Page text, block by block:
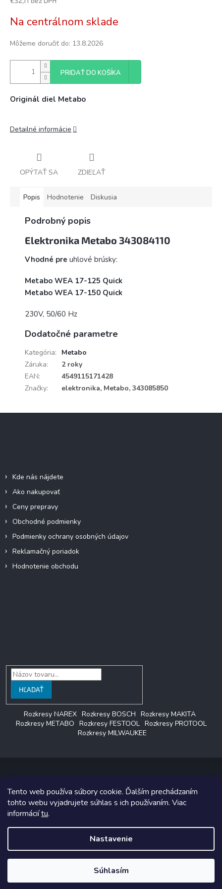
Tento web používa súbory cookie. Ďalším prechádzaním
tohto webu vyjadrujete súhlas s ich používaním. Viac
informáciítu.
Nastavenie
Súhlasím
cena:
Na centrálnom sklade
Môžeme doručiť do: 13.8.2026
PRIDAŤ DO KOŠÍKA
Originál diel Metabo
Detailné informácie
OPÝTAŤ SA ZDIEĽAŤ
Popis Hodnotenie Diskusia
Podrobný popis
Elektronika Metabo 343084110
Vhodné pre uhlové brúsky:
Metabo WEA 17-125 Quick
Metabo WEA 17-150 Quick
230V, 50/60 Hz
Dodatočné parametre
Kategória:
Metabo
Záruka:
2 roky
EAN:
4549115171428
Značky: elektronika, Metabo, 343085850
Kde nás nájdete
Ako nakupovať
Ceny prepravy
Obchodné podmienky
Podmienky ochrany osobných údajov
Reklamačný poriadok
Hodnotenie obchodu
HĽADAŤ
Rozkresy NAREX Rozkresy BOSCH Rozkresy MAKITA
Rozkresy METABO Rozkresy FESTOOL Rozkresy PROTOOL
Rozkresy MILWAUKEE
Copyright 2026LAGON SERVIS. Všetky práva vyhradené.
Grafický návrh vytvoril a na Shoptet implementoval
Shoptetak.cz.
Vytvoril Shoptet